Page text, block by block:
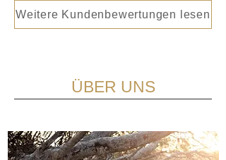
Weitere Kundenbewertungen lesen
ÜBER UNS